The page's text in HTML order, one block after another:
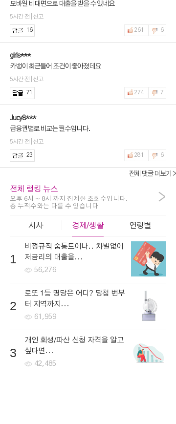
모바일 비대면으로 대출을 받을 수 있네요
5시간 전 | 신고
16 261 6
girls***
카뱅이 최근들어 조건이 좋아졌데요
5시간 전 | 신고
71 274 7
Jucy8***
금융권별로 비교는 필수입니다.
5시간 전 | 신고
23 281 6
전체 댓글 더보기 >
전체 랭킹 뉴스
오후 6시 ~ 8시 까지 집계한 조회수입니다.
총 누적수와는 다를 수 있습니다.
>
시사 경제/생활 연령별
1
비정규직 숨통트이나.. 차별없이
저금리의 대출을...
56,276
2
로또 1등 명당은 어디? 당첨 번부
터 지역까지...
61,959
3
개인 회생/파산 신청 자격을 알고
싶다면...
42,485